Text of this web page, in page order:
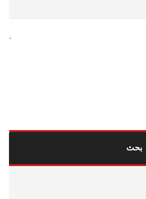
`
بحث